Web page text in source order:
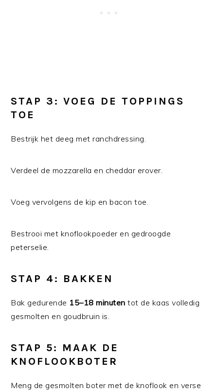
STAP 3: VOEG DE TOPPINGS
TOE
Bestrijk het deeg met ranchdressing.
Verdeel de mozzarella en cheddar erover.
Voeg vervolgens de kip en bacon toe.
Bestrooi met knoflookpoeder en gedroogde
peterselie.
STAP 4: BAKKEN
Bak gedurende 15–18 minuten tot de kaas volledig
gesmolten en goudbruin is.
STAP 5: MAAK DE
KNOFLOOKBOTER
Meng de gesmolten boter met de knoflook en verse